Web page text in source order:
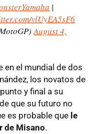
|
vlUyEA5sF6
August 4,
en el mundial de dos
los novatos de
y final a su
que su futuro no
es probable que le
de Misano.